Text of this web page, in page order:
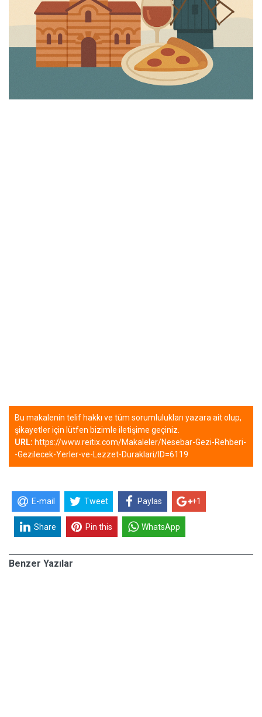
Bu makalenin telif hakkı ve tüm sorumlulukları yazara ait olup,
şikayetler için lütfen bizimle iletişime geçiniz.
URL: https://www.reitix.com/Makaleler/Nesebar-Gezi-Rehberi-
-Gezilecek-Yerler-ve-Lezzet-Duraklari/ID=6119
E-mail Tweet Paylas +1
Share Pin this WhatsApp
Benzer Yazılar